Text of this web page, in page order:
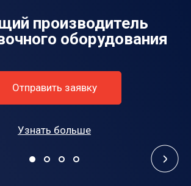
производитель
оборудования
Отправить заявку
Узнать больше